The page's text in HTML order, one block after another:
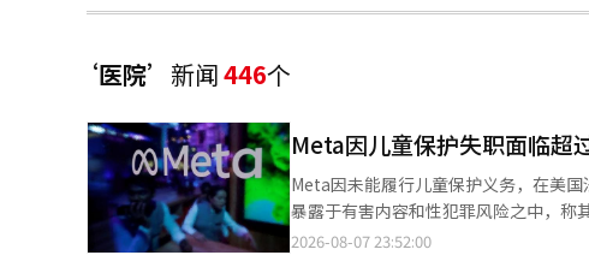
‘医院’ 新闻446个
Meta因儿童保护失职面临超
Meta因未能履行儿童保护义务，在美国法院遭遇历史
暴露于有害内容和性犯罪风险之中，称其为“公共的烦恼”。 据BBC报道，
比德希德法官命令Meta额外支付5亿
2026-08-07 23:52:00